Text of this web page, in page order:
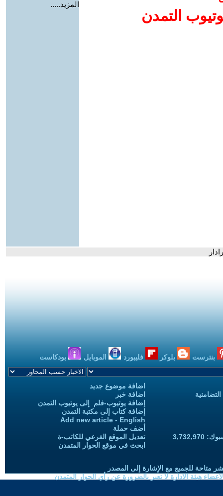
التمدن
المزيد.....
بنترست بلوكر فليبورد الموبايل بودكاست
اضافة موضوع جديد
اضافة خبر
إضافة يوتيوب-فلم إلى يوتيوب التمدن
إضافة كتاب إلى مكتبة التمدن
Add new article - English
أضف حملة
تعديل الموقع الفرعي للكاتب-ة
ابحث في موقع الحوار المتمدن
متاحة للجميع مع الإشارة إلى المصدر
هيئة الادارة لا تعبر بالضرورة عن رأي الحوار المتمدن